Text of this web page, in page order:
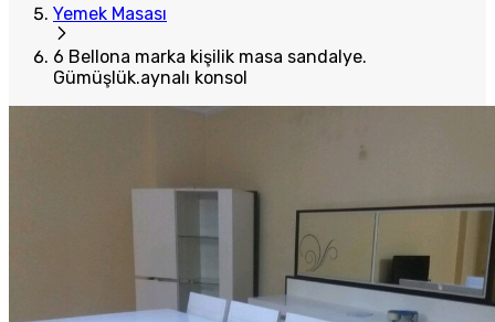
Yemek Masası
6 Bellona marka kişilik masa sandalye.
Gümüşlük.aynalı konsol